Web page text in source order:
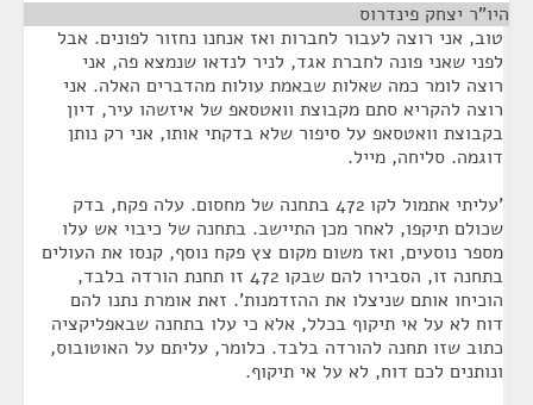
היו"ר יצחק פינדרוס
טוב, אני רוצה לעבור לחברות ואז אנחנו נחזור לפונים. אבל
לפני שאני פונה לחברת אגד, לניר לנדאו שנמצא פה, אני
רוצה לומר כמה שאלות שבאמת עולות מהדברים האלה. אני
רוצה להקריא סתם מקבוצת וואטסאפ של איזשהו עיר, דיון
בקבוצת וואטסאפ על סיפור שלא בדקתי אותו, אני רק נותן
דוגמה. סליחה, מייל.
'עליתי אתמול לקו 472 בתחנה של מחסום. עלה פקח, בדק
שכולם תיקפו, לאחר מכן התיישב. בתחנה של כיבוי אש עלו
מספר נוסעים, ואז משום מקום צץ פקח נוסף, קנסו את העולים
בתחנה זו, הסבירו להם שבקו 472 זו תחנת הורדה בלבד,
הוכיחו אותם שניצלו את ההזדמנות'. זאת אומרת נתנו להם
דוח לא על אי תיקוף בכלל, אלא כי עלו בתחנה שבאפליקציה
כתוב שזו תחנה להורדה בלבד. כלומר, עליתם על האוטובוס,
ונותנים לכם דוח, לא על אי תיקוף.